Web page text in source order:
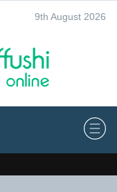
9th August 2026